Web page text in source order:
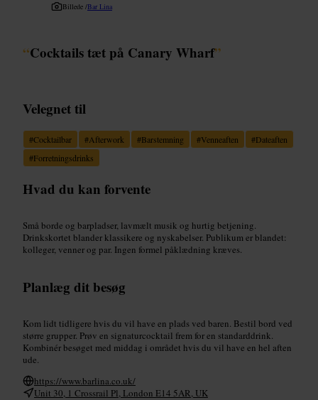
Billede /Bar Lina
“Cocktails tæt på Canary Wharf”
Velegnet til
#Cocktailbar #Afterwork #Barstemning #Venneaften #Dateaften
#Forretningsdrinks
Hvad du kan forvente
Små borde og barpladser, lavmælt musik og hurtig betjening.
Drinkskortet blander klassikere og nyskabelser. Publikum er blandet:
kolleger, venner og par. Ingen formel påklædning kræves.
Planlæg dit besøg
Kom lidt tidligere hvis du vil have en plads ved baren. Bestil bord ved
større grupper. Prøv en signaturcocktail frem for en standarddrink.
Kombinér besøget med middag i området hvis du vil have en hel aften
ude.
https://www.barlina.co.uk/
Unit 30, 1 Crossrail Pl, London E14 5AR, UK